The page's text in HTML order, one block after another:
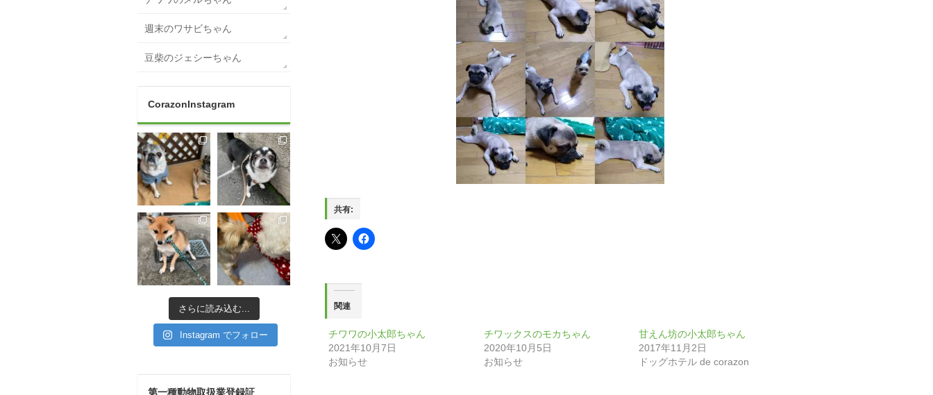
共有:
関連
チワワの小太郎ちゃん
2021年10月7日
お知らせ
チワックスのモカちゃん
2020年10月5日
お知らせ
甘えん坊の小太郎ちゃん
2017年11月2日
ドッグホテル de corazon
週末のワサビちゃん
豆柴のジェシーちゃん
CorazonInstagram
さらに読み込む...
Instagram でフォロー
第一種動物取扱業登録証